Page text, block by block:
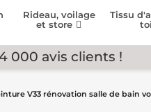
Rideau, voilage
et store
Tissu
000 avis clients !
V33 rénovation salle de bain